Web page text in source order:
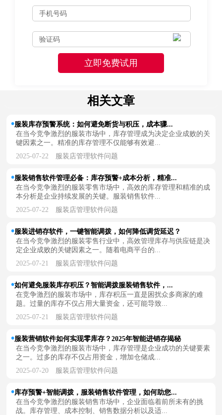
相关文章
服装库存预警系统：如何避免断货与积压，成本骤...
在当今竞争激烈的服装市场中，库存管理成为决定企业成败的关
键因素之一。精准的库存管理不仅能够有效避...
2025-07-22 服装店管理软件问题
服装销售软件管理必备：库存预警+成本分析，精准...
在当今竞争激烈的服装零售市场中，高效的库存管理和精准的成
本分析是企业持续发展的关键。服装销售软件...
2025-07-22 服装店管理软件问题
服装进销存软件，一键智能调拨，如何降低调货延迟？
在当今竞争激烈的服装零售行业中，高效管理库存与供应链是决
定企业成败的关键因素之一。随着电商平台的...
2025-07-21 服装店管理软件问题
如何避免服装库存积压？智能调拨服装销售软件，...
在竞争激烈的服装市场中，库存积压一直是困扰众多商家的难
题。过量的库存不仅占用大量资金，还可能导致...
2025-07-21 服装店管理软件问题
服装营销软件如何实现零库存？2025年智能进销存揭秘
在当今竞争激烈的服装市场中，库存管理是企业成功的关键要素
之一。过多的库存不仅占用资金，增加仓储成...
2025-07-20 服装店管理软件问题
库存预警+智能调拨，服装销售软件管理，如何助您...
在当今竞争激烈的服装销售市场中，企业面临着前所未有的挑
战。库存管理、成本控制、销售数据分析以及适...